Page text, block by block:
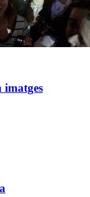
imatges